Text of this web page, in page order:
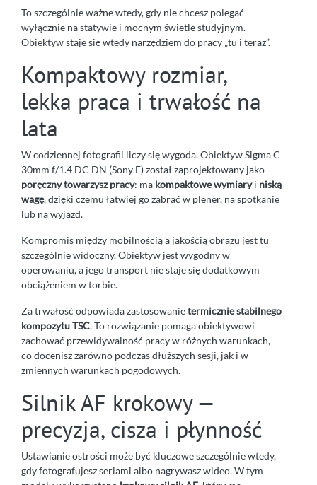
To szczególnie ważne wtedy, gdy nie chcesz polegać
wyłącznie na statywie i mocnym świetle studyjnym.
Obiektyw staje się wtedy narzędziem do pracy „tu i teraz”.
Kompaktowy rozmiar,
lekka praca i trwałość na
lata
W codziennej fotografii liczy się wygoda. Obiektyw Sigma C
30mm f/1.4 DC DN (Sony E) został zaprojektowany jako
poręczny towarzysz pracy: ma kompaktowe wymiaryi niską
wagę, dzięki czemu łatwiej go zabrać w plener, na spotkanie
lub na wyjazd.
Kompromis między mobilnością a jakością obrazu jest tu
szczególnie widoczny. Obiektyw jest wygodny w
operowaniu, a jego transport nie staje się dodatkowym
obciążeniem w torbie.
Za trwałość odpowiada zastosowanietermicznie stabilnego
kompozytu TSC. To rozwiązanie pomaga obiektywowi
zachować przewidywalność pracy w różnych warunkach,
co docenisz zarówno podczas dłuższych sesji, jak i w
zmiennych warunkach pogodowych.
Silnik AF krokowy —
precyzja, cisza i płynność
Ustawianie ostrości może być kluczowe szczególnie wtedy,
gdy fotografujesz seriami albo nagrywasz wideo. W tym